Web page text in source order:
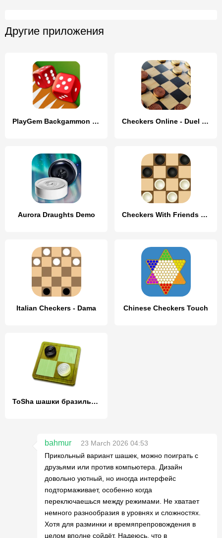
Другие приложения
PlayGem Backgammon Play Live Checkers Online - Duel friends
Aurora Draughts Demo Checkers With Friends Game
Italian Checkers - Dama Chinese Checkers Touch
ToSha шашки бразильские
bahmur
23 March 2026 04:53
Прикольный вариант шашек, можно поиграть с
друзьями или против компьютера. Дизайн
довольно уютный, но иногда интерфейс
подтормаживает, особенно когда
переключаешься между режимами. Не хватает
немного разнообразия в уровнях и сложностях.
Хотя для разминки и времяпрепровождения в
целом вполне сойдёт. Надеюсь, что в